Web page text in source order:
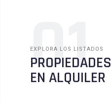
01
EXPLORA LOS LISTADOS
PROPIEDADES
EN ALQUILER